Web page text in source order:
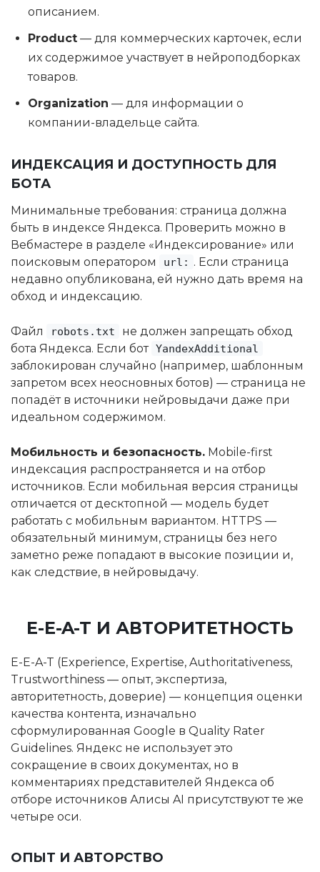
описанием.
Product — для коммерческих карточек, если
их содержимое участвует в нейроподборках
товаров.
Organization — для информации о
компании-владельце сайта.
ИНДЕКСАЦИЯ И ДОСТУПНОСТЬ ДЛЯ
БОТА
Минимальные требования: страница должна
быть в индексе Яндекса. Проверить можно в
Вебмастере в разделе «Индексирование» или
поисковым оператором
url: . Если страница
недавно опубликована, ей нужно дать время на
обход и индексацию.
Файл robots.txt
не должен запрещать обход
бота Яндекса. Если бот YandexAdditional
заблокирован случайно (например, шаблонным
запретом всех неосновных ботов) — страница не
попадёт в источники нейровыдачи даже при
идеальном содержимом.
Мобильность и безопасность. Mobile-first
индексация распространяется и на отбор
источников. Если мобильная версия страницы
отличается от десктопной — модель будет
работать с мобильным вариантом. HTTPS —
обязательный минимум, страницы без него
заметно реже попадают в высокие позиции и,
как следствие, в нейровыдачу.
E-E-A-T И АВТОРИТЕТНОСТЬ
E-E-A-T (Experience, Expertise, Authoritativeness,
Trustworthiness — опыт, экспертиза,
авторитетность, доверие) — концепция оценки
качества контента, изначально
сформулированная Google в Quality Rater
Guidelines. Яндекс не использует это
сокращение в своих документах, но в
комментариях представителей Яндекса об
отборе источников Алисы AI присутствуют те же
четыре оси.
ОПЫТ И АВТОРСТВО